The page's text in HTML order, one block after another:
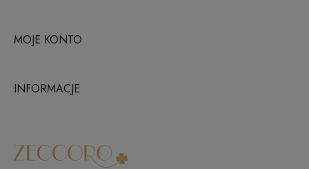
MOJE KONTO
INFORMACJE